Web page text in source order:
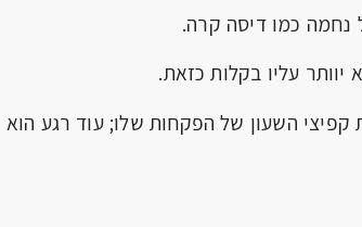
כמו דיסה קרה.
עליו בקלות כזאת.
השעון של הפקחות שלו; עוד רגע הוא